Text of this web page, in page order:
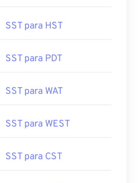
SST para HST
SST para PDT
SST para WAT
SST para WEST
SST para CST